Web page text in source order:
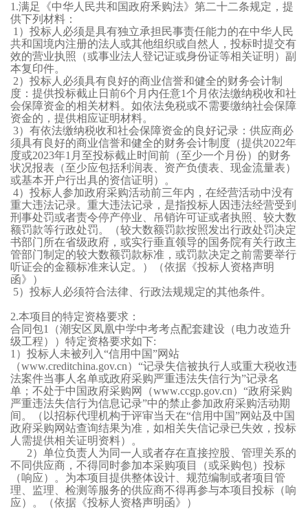
1.满足《中华人民共和国政府釆购法》第二十二条规定，提
供下列材料：
1 ） 投标人 必须是具有独立承担民事责任能力的在中华人民
共和国境内注册的法人或其他组织或自然人，投标时提交有
效的营业执照（或事业法人登记证或身份证等相关证明）副
本复印件。
2） 投标人 必须具有良好的商业信誉和健全的财务会计制
度 ： 提供投标截止日前6个月内任意1个月依法缴纳税收和社
会保障资金的相关材料。如依法免税或不需要缴纳社会保障
资金的，提供相应证明材料。
3）有依法缴纳税收和社会保障资金的良好记录 ： 供应商必
须具有良好的商业信誉和健全的财务会计制度（提供2022年
度或2023年1月至投标截止时间前（至少一个月份）的财务
状况报表（至少应包括利润表、资产负债表、现金流量表）
或基本开户行出具的资信证明）。
4） 投标人 参加政府采购活动前三年内，在经营活动中没有
重大违法记录。重大违法记录，是指投标人 因违法经营受到
刑事处罚或者责令停产停业、吊销许可证或者执照、较大数
额罚款等行政处罚。（较大数额罚款按照发出行政处罚决定
书部门所在省级政府，或实行垂直领导的国务院有关行政主
管部门制定的较大数额罚款标准，或罚款决定之前需要举行
听证会的金额标准来认定。）
（依据《投标人资格声明
函》
）
5） 投标人 必须符合法律、行政法规规定的其他条件。
2.本项目的特定资格要求：
合同包1 （潮安区凤凰中学中考考点配套建设（电力改造升
级工程）
） 特定资格要求如下:
1） 投标人 未被列入“信用中国”网站
（www.creditchina.gov.cn） “记录失信被执行人或重大税收违
法案件当事人名单或政府采购严重违法失信行为”记录名
单；不处于中国政府采购网
（www.ccgp.gov.cn） “政府采购
严重违法失信行为信息记录”中的禁止参加政府采购活动期
间。（以招标代理机构于评审当天在“信用中国”网站及中国
政府采购网站查询结果为准，如相关失信记录已失效， 投标
人 需提供相关证明资料）。
2） 单位负责人为同一人或者存在直接控股、管理关系的
不同供应商，不得同时参加本采购项目（或采购包）投标
（响应）。为本项目提供整体设计、规范编制或者项目管
理、监理、检测等服务的供应商不得再参与本项目投标（响
应）。
（依据《投标人资格声明函》
）